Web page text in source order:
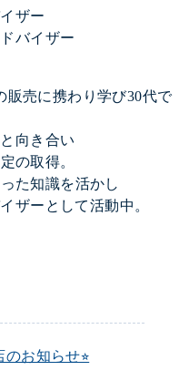
ザー
バイザー
販売に携わり学び30代で
向き合い
の取得。
た知識を活かし
ザーとして活動中。
お知らせ⭐︎